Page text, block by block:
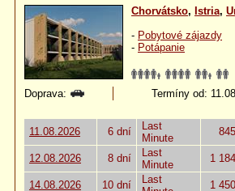
Chorvátsko, Istria,
- Pobytové zájazdy
- Potápanie
Doprava:
Termíny od:
11.08.2026 6 dní
Last
Minute
12.08.2026 8 dní
Last
Minute
1
14.08.2026 10 dní
Last
1